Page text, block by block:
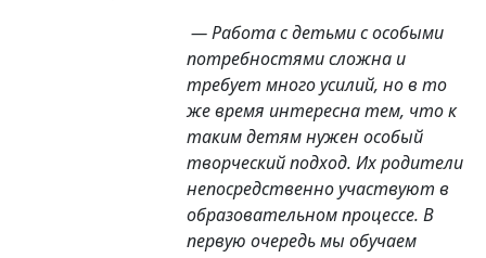
— Работа с детьми с особыми
потребностями сложна и
требует много усилий, но в то
же время интересна тем, что к
таким детям нужен особый
творческий подход. Их родители
непосредственно участвуют в
образовательном процессе. В
первую очередь мы обучаем